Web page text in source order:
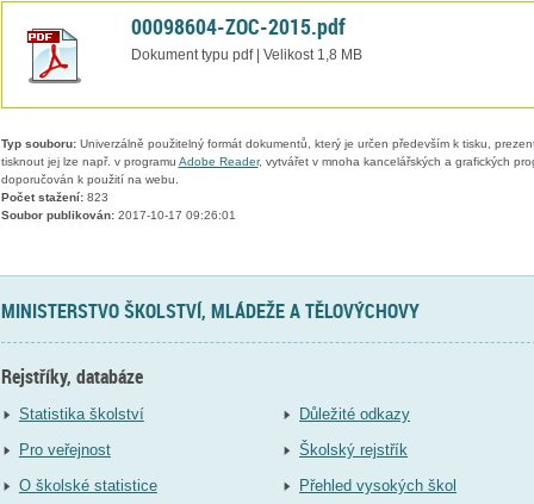
00098604-ZOC-2015.pdf
Dokument typu pdf | Velikost 1,8 MB
Typ souboru:Univerzálně použitelný formát dokumentů, který je určen především k tisku,
tisknout jej lze např. v programu Adobe Reader, vytvářet v mnoha kancelářských a grafických
doporučován k použití na webu.
Počet stažení:823
Soubor publikován:2017-10-17 09:26:01
MINISTERSTVO ŠKOLSTVÍ, MLÁDEŽE A TĚLOVÝCHOVY
Rejstříky, databáze
Statistika školství
Pro veřejnost
O školské statistice
Důležité odkazy
Školský rejstřík
Přehled vysokých škol